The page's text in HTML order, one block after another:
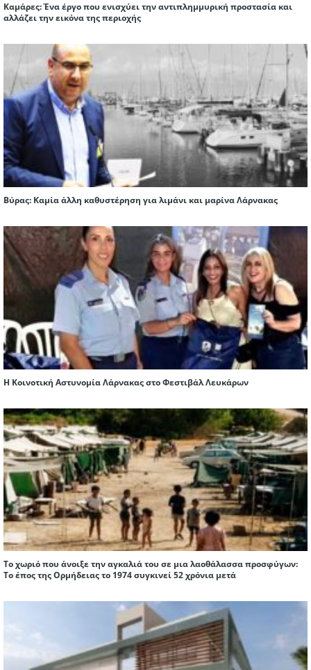
Καμάρες: Ένα έργο που ενισχύει την αντιπλημμυρική προστασία και
αλλάζει την εικόνα της περιοχής
Βύρας: Καμία άλλη καθυστέρηση για λιμάνι και μαρίνα Λάρνακας
Η Κοινοτική Αστυνομία Λάρνακας στο Φεστιβάλ Λευκάρων
Το χωριό που άνοιξε την αγκαλιά του σε μια λαοθάλασσα προσφύγων:
Το έπος της Ορμήδειας το 1974 συγκινεί 52 χρόνια μετά